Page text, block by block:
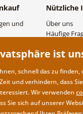
und
Nützliche
Über uns
Häufige
ist
schnell das zu finden,
und verhindern, dass
Wir verwenden
Sie sich auf unserer